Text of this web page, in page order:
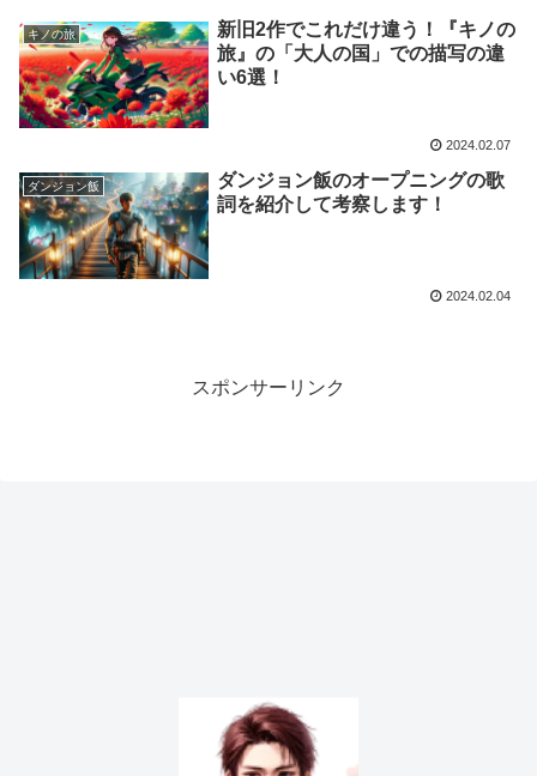
キノの旅
新旧2作でこれだけ違う！『キノの
旅』の「大人の国」での描写の違
い6選！
2024.02.07
ダンジョン飯
ダンジョン飯のオープニングの歌
詞を紹介して考察します！
2024.02.04
スポンサーリンク